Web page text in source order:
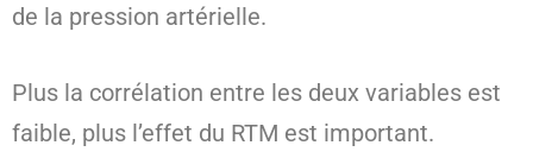
de la pression artérielle.
Plus la corrélation entre les deux variables est
faible, plus l’effet du RTM est important.